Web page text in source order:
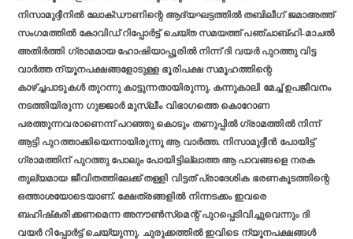
നിസാമുദ്ദീനില്‍ ലോക്ഡൗണിന്റെ ആദ്യഘട്ടത്തില്‍ തബിലീഗ് ജമാഅത്ത്
സംഗമത്തില്‍ കോവിഡ് റിപ്പോര്‍ട്ട് ചെയ്ത സമയത്ത് പഞ്ചാബ്ഹി-മാചല്‍
അതിര്‍ത്തി ഗ്രാമമായ ഹോഷിയാപ്പൂരില്‍ നിന്ന് ദി വയര്‍ പുറത്തു വിട്ട
വാര്‍ത്ത ന്യൂനപക്ഷങ്ങളോടുള്ള ഭൂരിപക്ഷ സമൂഹത്തിന്റെ
കാഴ്ച്ചപാടുകള്‍ തുറന്നു കാട്ടുന്നതായിരുന്നു. കന്നുകാലി മേച്ച് ഉപജീവനം
നടത്തിയിരുന്ന ഗുജ്ജാര്‍ മുസ്ലീം വിഭാഗത്തെ കൊറോണ
പരത്തുന്നവരാണെന്ന് പറഞ്ഞു കൊടും തണുപ്പില്‍ ഗ്രാമത്തില്‍ നിന്ന്
ആട്ടി പുറത്താക്കിയെന്നായിരുന്നു ആ വാര്‍ത്ത. നിസാമുദ്ദീന്‍ പോയിട്ട്
ഗ്രാമത്തിന് പുറത്തു പോലും പോയിട്ടില്ലാത്ത ആ പാവങ്ങളെ നരക
തുല്യമായ ജീവിതത്തിലേക്ക് തള്ളി വിട്ടത് പ്രാദേശിക ഭരണകൂടത്തിന്റെ
ഒത്താശയോടെയാണ്. ക്ഷേത്രങ്ങളില്‍ നിന്നടക്കം ഇവരെ
ബഹിഷ്‌കരിക്കണമെന്ന അനൗണ്‍സ്‌മെന്റ് പുറപ്പെടിവിച്ചുവെന്നും ദി
വയര്‍ റിപ്പോര്‍ട്ട് ചെയ്യുന്നു. ചുരുക്കത്തില്‍ ഇവിടെ ന്യൂനപക്ഷങ്ങള്‍